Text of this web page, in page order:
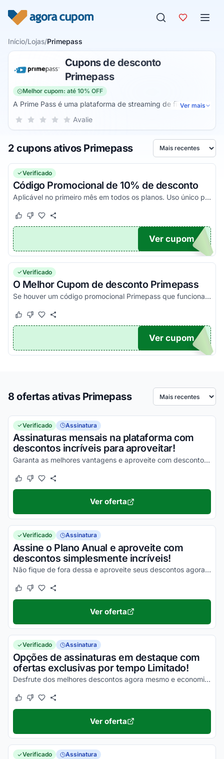
Início/Lojas/Primepass
Cupons de desconto
Primepass
Melhor cupom: até 10% OFF
A Prime Pass é uma plataforma de streaming de filmes,
séries, músicas e também realiza a venda de ingressos de
smartphone ou tablet.
Ver mais
Sua nota para Primepass, de 1 a 5 estrelas
5 estrelas
4 estrelas
3 estrelas
2 estrelas
1 estrela Avalie
2 cupons ativos Primepass Ordenar por
Verificado
Código Promocional de 10% de desconto
Aplicável no primeiro mês em todos os planos. Uso único por CPF. Confira!
Este cupom funcionou
Este cupom não funcionou
10
Ver cupom
Verificado
O Melhor Cupom de desconto Primepass
Se houver um código promocional Primepass que funciona e é válido, estará aqui no nosso site. Pegue o voucher e veja agora!
Este cupom funcionou
Este cupom não funcionou
TICO
Ver cupom
8 ofertas ativas Primepass Ordenar por
Verificado Assinatura
Assinaturas mensais na plataforma com
descontos incríveis para aproveitar!
Garanta as melhores vantagens e aproveite com descontos simplesmente incríveis!
Este cupom funcionou
Este cupom não funcionou
Ver oferta
Verificado Assinatura
Assine o Plano Anual e aproveite com
descontos simplesmente incríveis!
Não fique de fora dessa e aproveite seus descontos agora mesmo!
Este cupom funcionou
Este cupom não funcionou
Ver oferta
Verificado Assinatura
Opções de assinaturas em destaque com
ofertas exclusivas por tempo Limitado!
Desfrute dos melhores descontos agora mesmo e economize!
Este cupom funcionou
Este cupom não funcionou
Ver oferta
Verificado Assinatura